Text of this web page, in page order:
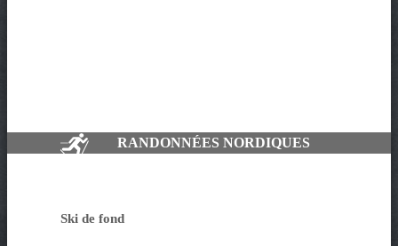
RANDONNÉES NORDIQUES
Ski de fond